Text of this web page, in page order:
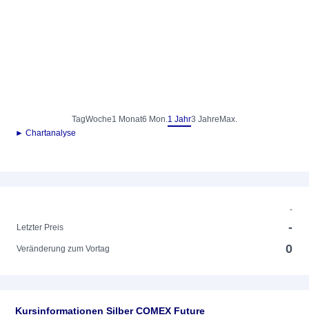
TagWoche1 Monat6 Mon.1 Jahr3 Jahre Max.
► Chartanalyse
-
Letzter Preis
-
Veränderung zum Vortag 0
Kursinformationen Silber COMEX Future